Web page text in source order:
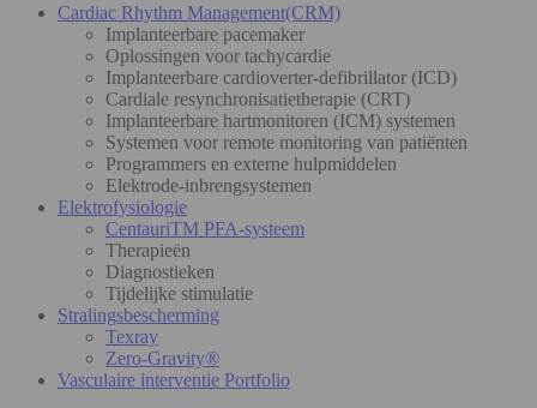
Cardiac Rhythm Management(CRM)
Implanteerbare pacemaker
Oplossingen voor tachycardie
Implanteerbare cardioverter-defibrillator (ICD)
Cardiale resynchronisatietherapie (CRT)
Implanteerbare hartmonitoren (ICM) systemen
Systemen voor remote monitoring van patiënten
Programmers en externe hulpmiddelen
Elektrode-inbrengsystemen
Elektrofysiologie
CentauriTM PFA-systeem
Therapieën
Diagnostieken
Tijdelijke stimulatie
Stralingsbescherming
Texray
Zero-Gravity®
Vasculaire interventie Portfolio